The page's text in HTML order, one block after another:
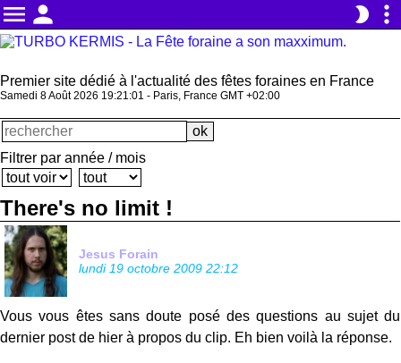
menu person brightness_2 more_vert
Premier site dédié à l'actualité des fêtes foraines en France
Samedi 8 Août 2026 19:21:02 - Paris, France GMT +02:00
Filtrer par année / mois
There's no limit !
Jesus Forain
lundi 19 octobre 2009 22:12
Vous vous êtes sans doute posé des questions au sujet du
dernier post de hier à propos du clip. Eh bien voilà la réponse.